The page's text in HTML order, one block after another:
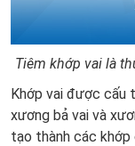
Tiêm khớp vai là
Khớp vai được cấu
xương bả vai và
tạo thành các khớp